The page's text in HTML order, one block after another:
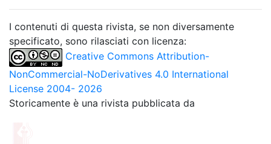
I contenuti di questa rivista, se non diversamente
specificato, sono rilasciati con licenza:
Creative Commons Attribution-
NonCommercial-NoDerivatives 4.0 International
License 2004- 2026
Storicamente è una rivista pubblicata da